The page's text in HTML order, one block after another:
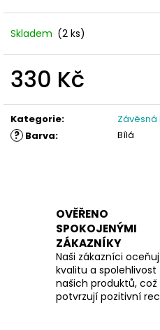
Skladem (2 ks)
330 Kč
cena:
Kategorie: Závěsná
? Barva: Bílá
OVĚŘENO
SPOKOJENÝMI
ZÁKAZNÍKY
Naši zákazníci
kvalitu a spolehlivost
našich produktů, což
potvrzují pozitivní